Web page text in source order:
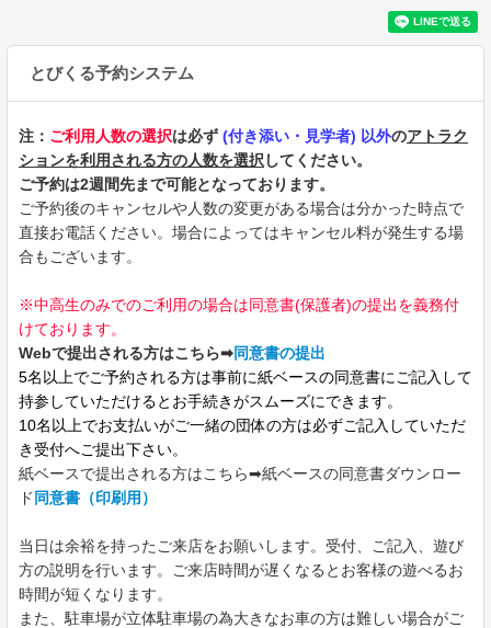
とびくる予約システム
注： ご利用人数の選択は必ず (付き添い・見学者) 以外のアトラク
ションを利用される方の人数を選択 してください。
ご予約は2週間先まで可能となっております。
ご予約後のキャンセルや人数の変更がある場合は分かった時点で
直接お電話ください。場合によってはキャンセル料が発生する場
合もございます。
※中高生のみでのご利用の場合は同意書(保護者)の提出を義務付
けております。
Webで提出される方はこちら➡︎同意書の提出
5名以上でご予約される方は事前に紙ベースの同意書にご記入して
持参していただけるとお手続きがスムーズにできます。
10名以上でお支払いがご一緒の団体の方は必ずご記入していただ
き受付へご提出下さい。
紙ベースで提出される方はこちら➡紙ベースの同意書ダウンロー
ド 同意書（印刷用）
当日は余裕を持ったご来店をお願いします。受付、ご記入、遊び
方の説明を行います。ご来店時間が遅くなるとお客様の遊べるお
時間が短くなります。
また、駐車場が立体駐車場の為大きなお車の方は難しい場合がご